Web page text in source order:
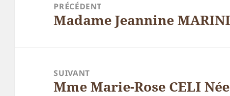
PRÉCÉDENT
Article
Madame Jeannine MARINI
SUIVANT
Article
Mme Marie-Rose CELI